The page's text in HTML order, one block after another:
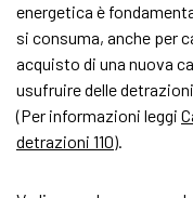
energetica è
si consuma, anche per
acquisto di una nuova
usufruire delle
(Per informazioni leggi
detrazioni 110).